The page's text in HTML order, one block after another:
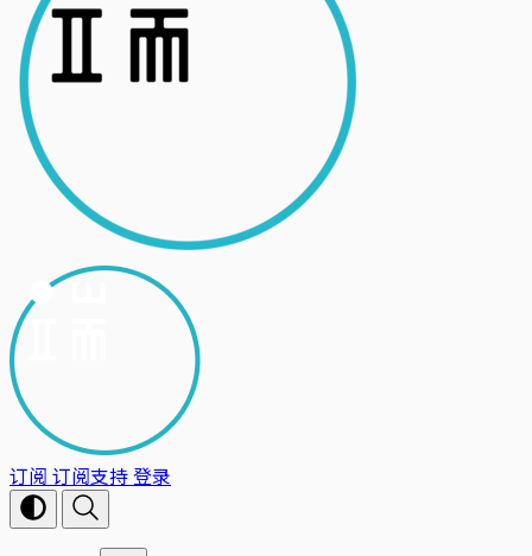
订阅 订阅支持登录